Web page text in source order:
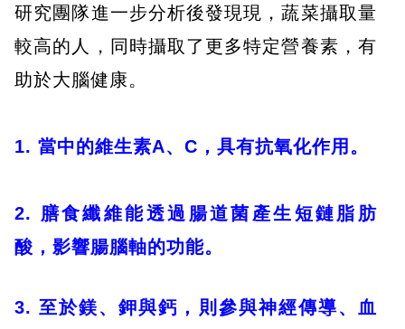
研究團隊進一步分析後發現現，蔬菜攝取量
較高的人，同時攝取了更多特定營養素，有
助於大腦健康。
1. 當中的維生素A、C，具有抗氧化作用。
2. 膳食纖維能透過腸道菌產生短鏈脂肪
酸，影響腸腦軸的功能。
3. 至於鎂、鉀與鈣，則參與神經傳導、血